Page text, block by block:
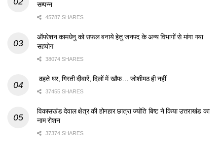
सम्पन्न
45787 SHARES
ऑपरेशन कामधेनु को सफल बनाये हेतु जनपद के अन्य विभागों से मांगा गया
सहयोग
38074 SHARES
ढहते घर, गिरती दीवारें, दिलों में खौफ… जोशीमठ ही नहीं
37455 SHARES
विकासखंड देवाल क्षेत्र की होनहार छात्रा ज्योति बिष्ट ने किया उत्तराखंड का
नाम रोशन
37374 SHARES